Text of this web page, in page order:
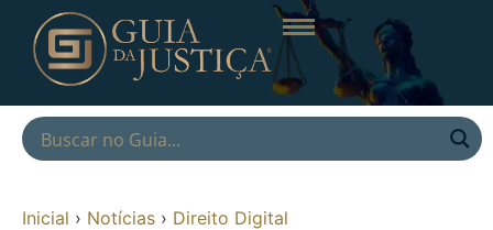
Inicial › Notícias › Direito Digital